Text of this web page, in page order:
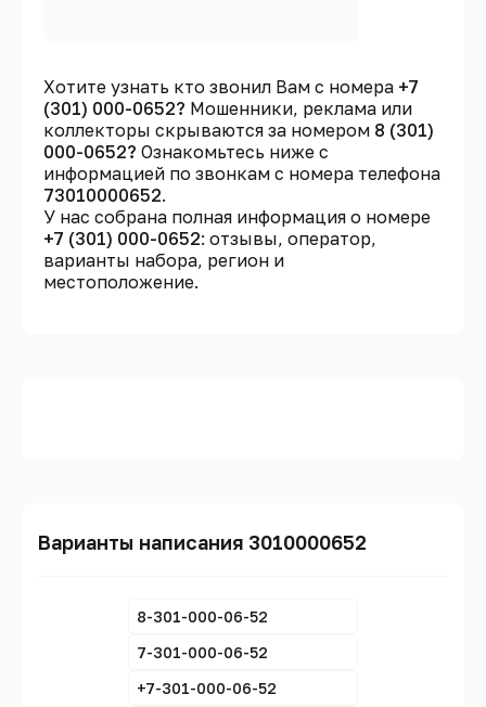
Хотите узнать кто звонил Вам с номера +7
(301) 000-0652? Мошенники, реклама или
коллекторы скрываются за номером 8 (301)
000-0652? Ознакомьтесь ниже с
информацией по звонкам с номера телефона
73010000652.
У нас собрана полная информация о номере
+7 (301) 000-0652: отзывы, оператор,
варианты набора, регион и
местоположение.
Варианты написания 3010000652
8-301-000-06-52
7-301-000-06-52
+7-301-000-06-52